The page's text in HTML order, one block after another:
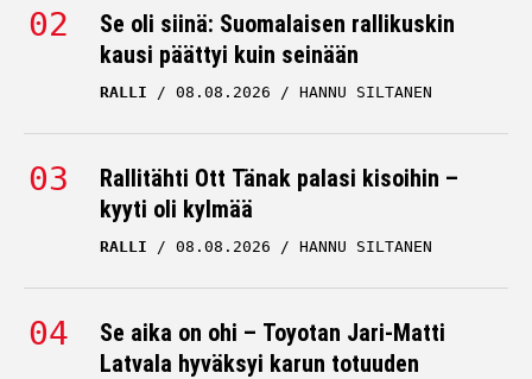
Se oli siinä: Suomalaisen rallikuskin
kausi päättyi kuin seinään
RALLI 08.08.2026 HANNU SILTANEN
Rallitähti Ott Tänak palasi kisoihin –
kyyti oli kylmää
RALLI 08.08.2026 HANNU SILTANEN
Se aika on ohi – Toyotan Jari-Matti
Latvala hyväksyi karun totuuden